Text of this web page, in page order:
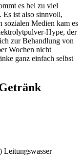
es bei zu viel
ist also sinnvoll,
sozialen Medien kam es
Hype, der
zur Behandlung von
Wochen nicht
ganz einfach selbst
Leitungswasser